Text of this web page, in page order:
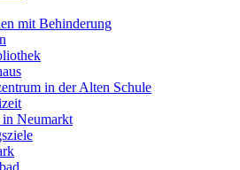
mit Behinderung
in der Alten Schule
in Neumarkt